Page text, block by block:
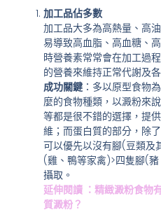
加工品佔多數
加工品大多為高熱量、高
易導致高血脂、高血糖、
時營養素常常會在加工過
的營養來維持正常代謝及
成功關鍵：多以原型食物
麼的食物種類，以澱粉來
等都是很不錯的選擇，提
維；而蛋白質的部分，除
可以優先以沒有腳(豆類及
(雞、鴨等家禽)>四隻腳(
攝取。
延伸閱讀 ：精緻澱粉食物
質澱粉？